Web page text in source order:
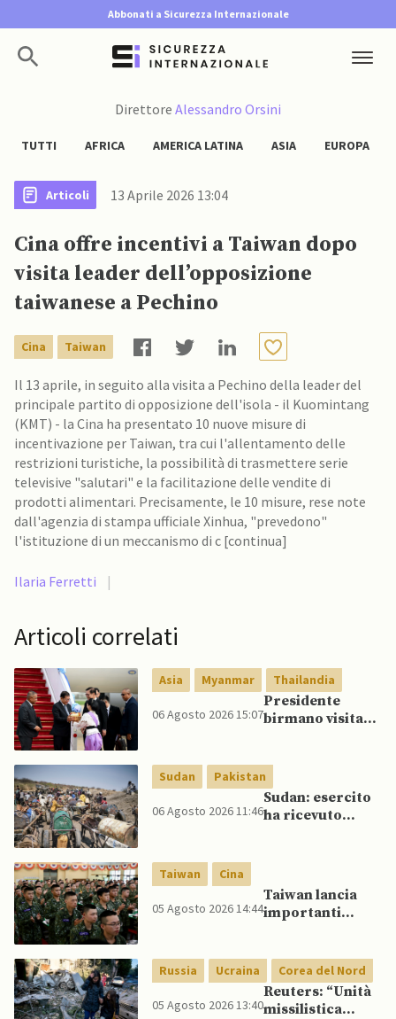
Abbonati a Sicurezza Internazionale
Direttore Alessandro Orsini
TUTTI AFRICA AMERICA LATINA ASIA EUROPA
Articoli 13 Aprile 2026 13:04
Cina offre incentivi a Taiwan dopo
visita leader dell’opposizione
taiwanese a Pechino
Cina Taiwan
Il 13 aprile, in seguito alla visita a Pechino della leader del
principale partito di opposizione dell'isola - il Kuomintang
(KMT) - la Cina ha presentato 10 nuove misure di
incentivazione per Taiwan, tra cui l'allentamento delle
restrizioni turistiche, la possibilità di trasmettere serie
televisive "salutari" e la facilitazione delle vendite di
prodotti alimentari. Precisamente, le 10 misure, rese note
dall'agenzia di stampa ufficiale Xinhua, "prevedono"
l'istituzione di un meccanismo di c [continua]
Ilaria Ferretti |
Articoli correlati
Asia Myanmar Thailandia
06 Agosto 2026 15:07
Presidente
birmano visita
Myanmar ad
ASEAN
Sudan Pakistan
06 Agosto 2026 11:46
Sudan: esercito
ha ricevuto
Taiwan Cina
05 Agosto 2026 14:44
Taiwan lancia
importanti
testare
flessibilità di
comando
Russia Ucraina Corea del Nord
05 Agosto 2026 13:40
Reuters: “Unità
missilistica